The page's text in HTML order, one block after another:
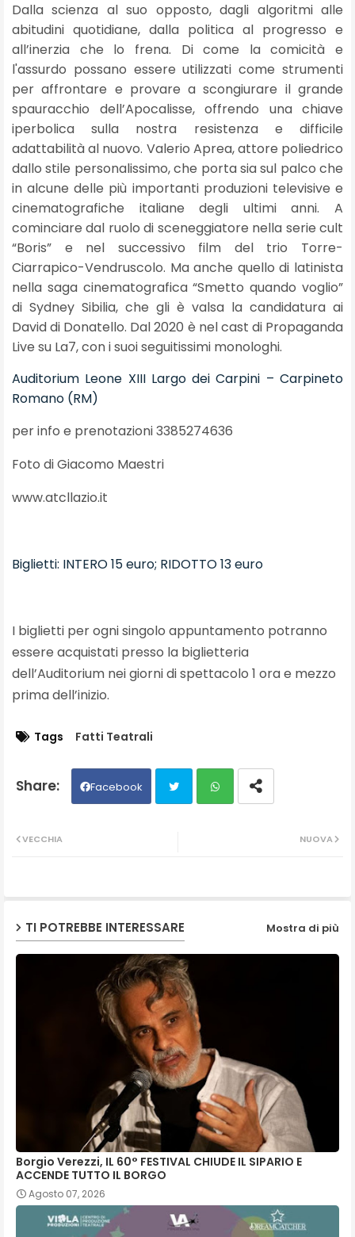
Dalla scienza al suo opposto, dagli algoritmi alle
abitudini quotidiane, dalla politica al progresso e
all’inerzia che lo frena. Di come la comicità e
l'assurdo possano essere utilizzati come strumenti
per affrontare e provare a scongiurare il grande
spauracchio dell’Apocalisse, offrendo una chiave
iperbolica sulla nostra resistenza e difficile
adattabilità al nuovo. Valerio Aprea, attore poliedrico
dallo stile personalissimo, che porta sia sul palco che
in alcune delle più importanti produzioni televisive e
cinematografiche italiane degli ultimi anni. A
cominciare dal ruolo di sceneggiatore nella serie cult
“Boris” e nel successivo film del trio Torre-
Ciarrapico-Vendruscolo. Ma anche quello di latinista
nella saga cinematografica “Smetto quando voglio”
di Sydney Sibilia, che gli è valsa la candidatura ai
David di Donatello. Dal 2020 è nel cast di Propaganda
Live su La7, con i suoi seguitissimi monologhi.
Auditorium Leone XIII Largo dei Carpini – Carpineto
Romano (RM)
per info e prenotazioni 3385274636
Foto di Giacomo Maestri
www.atcllazio.it
Biglietti: INTERO 15 euro; RIDOTTO 13 euro
I biglietti per ogni singolo appuntamento potranno
essere acquistati presso la biglietteria
dell’Auditorium nei giorni di spettacolo 1 ora e mezzo
prima dell’inizio.
Tags Fatti Teatrali
Facebook
NUOVA
VECCHIA
TI POTREBBE INTERESSARE Mostra di più
Borgio Verezzi, IL 60° FESTIVAL CHIUDE IL SIPARIO E
ACCENDE TUTTO IL BORGO
Agosto 07, 2026